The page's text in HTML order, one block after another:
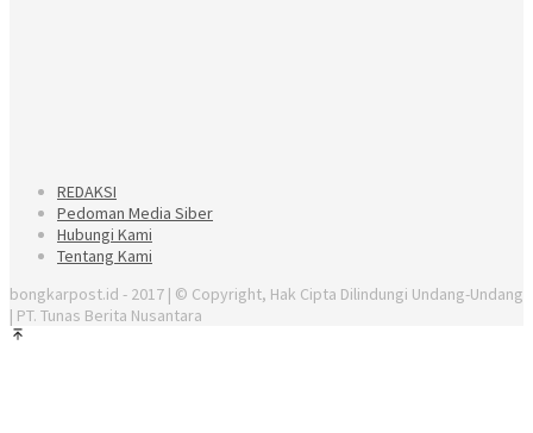
REDAKSI
Pedoman Media Siber
Hubungi Kami
Tentang Kami
bongkarpost.id - 2017 | © Copyright, Hak Cipta Dilindungi Undang-Undang
| PT. Tunas Berita Nusantara